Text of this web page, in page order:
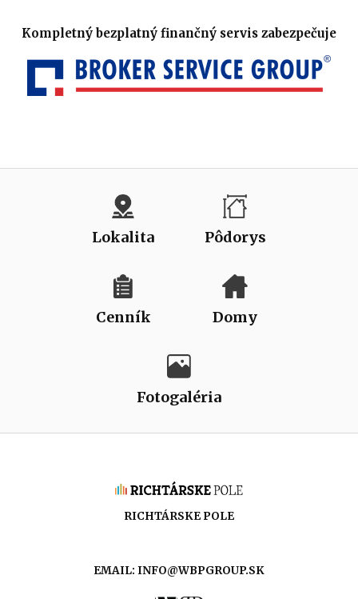
Kompletný bezplatný finančný servis zabezpečuje
Lokalita Pôdorys
Cenník Domy
Fotogaléria
RICHTÁRSKE POLE
EMAIL: INFO@WBPGROUP.SK